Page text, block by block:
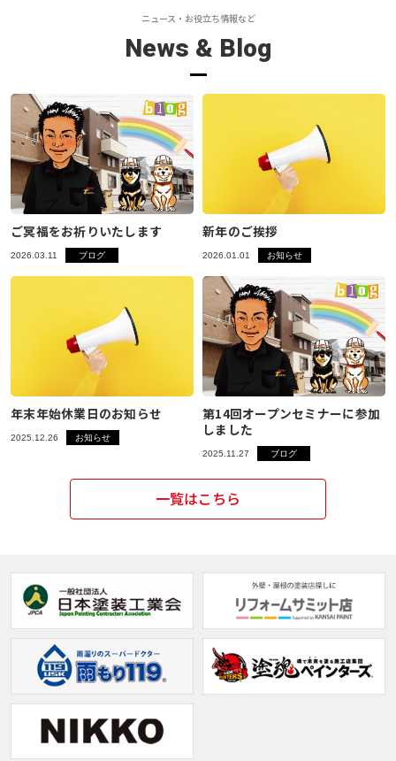
ニュース・お役立ち情報など
News & Blog
ご冥福をお祈りいたします
2026.03.11 ブログ
新年のご挨拶
2026.01.01 お知らせ
年末年始休業日のお知らせ
2025.12.26 お知らせ
第14回オープンセミナーに参加
しました
2025.11.27 ブログ
一覧はこちら